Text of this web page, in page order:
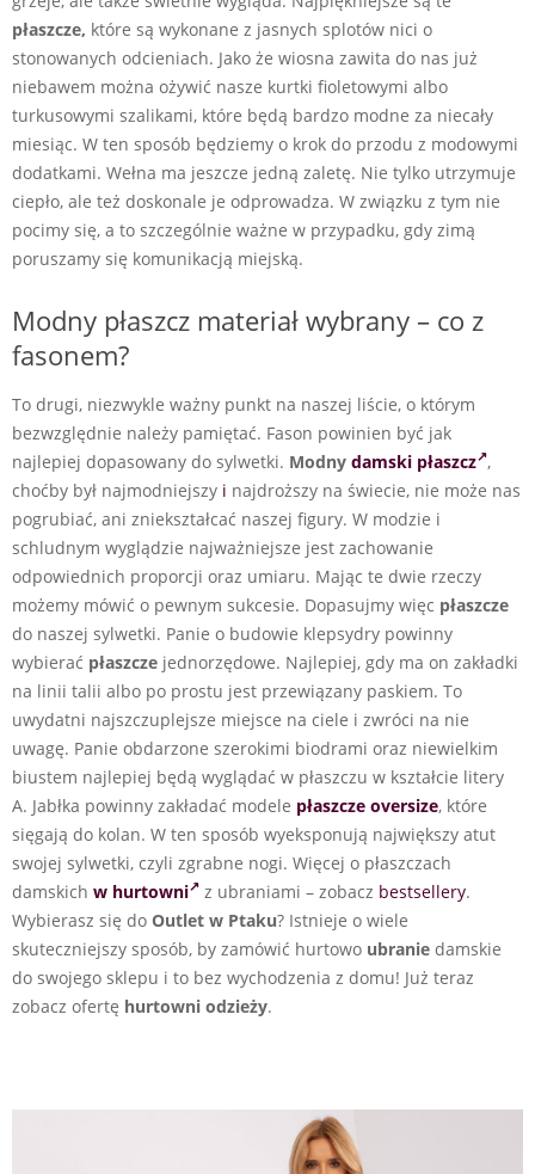
płaszcze, które są wykonane z jasnych splotów nici o
stonowanych odcieniach. Jako że wiosna zawita do nas już
niebawem można ożywić nasze kurtki fioletowymi albo
turkusowymi szalikami, które będą bardzo modne za niecały
miesiąc. W ten sposób będziemy o krok do przodu z modowymi
dodatkami. Wełna ma jeszcze jedną zaletę. Nie tylko utrzymuje
ciepło, ale też doskonale je odprowadza. W związku z tym nie
pocimy się, a to szczególnie ważne w przypadku, gdy zimą
poruszamy się komunikacją miejską.
Modny płaszcz materiał wybrany – co z
fasonem?
To drugi, niezwykle ważny punkt na naszej liście, o którym
bezwzględnie należy pamiętać. Fason powinien być jak
najlepiej dopasowany do sylwetki. Modny damski płaszcz ,
choćby był najmodniejszy i najdroższy na świecie, nie może nas
pogrubiać, ani zniekształcać naszej figury. W modzie i
schludnym wyglądzie najważniejsze jest zachowanie
odpowiednich proporcji oraz umiaru. Mając te dwie rzeczy
możemy mówić o pewnym sukcesie. Dopasujmy więc płaszcze
do naszej sylwetki. Panie o budowie klepsydry powinny
wybierać płaszcze jednorzędowe. Najlepiej, gdy ma on zakładki
na linii talii albo po prostu jest przewiązany paskiem. To
uwydatni najszczuplejsze miejsce na ciele i zwróci na nie
uwagę. Panie obdarzone szerokimi biodrami oraz niewielkim
biustem najlepiej będą wyglądać w płaszczu w kształcie litery
A. Jabłka powinny zakładać modele płaszcze oversize, które
sięgają do kolan. W ten sposób wyeksponują największy atut
swojej sylwetki, czyli zgrabne nogi. Więcej o płaszczach
damskich w hurtowni z ubraniami – zobacz bestsellery.
Wybierasz się do Outlet w Ptaku? Istnieje o wiele
skuteczniejszy sposób, by zamówić hurtowo ubranie damskie
do swojego sklepu i to bez wychodzenia z domu! Już teraz
zobacz ofertę hurtowni odzieży.